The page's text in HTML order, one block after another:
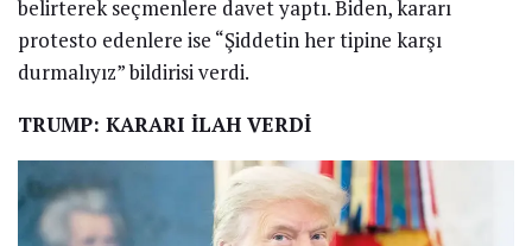
belirterek seçmenlere davet yaptı. Biden, kararı
protesto edenlere ise “Şiddetin her tipine karşı
durmalıyız” bildirisi verdi.
TRUMP: KARARI İLAH VERDİ